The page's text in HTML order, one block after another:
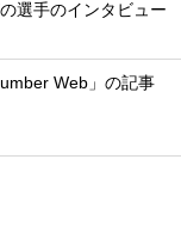
選手のインタビュー
Web」の記事